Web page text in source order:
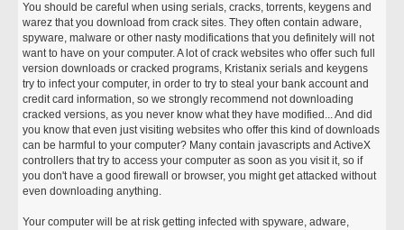
You should be careful when using serials, cracks, torrents, keygens and
warez that you download from crack sites. They often contain adware,
spyware, malware or other nasty modifications that you definitely will not
want to have on your computer. A lot of crack websites who offer such full
version downloads or cracked programs, Kristanix serials and keygens
try to infect your computer, in order to try to steal your bank account and
credit card information, so we strongly recommend not downloading
cracked versions, as you never know what they have modified... And did
you know that even just visiting websites who offer this kind of downloads
can be harmful to your computer? Many contain javascripts and ActiveX
controllers that try to access your computer as soon as you visit it, so if
you don't have a good firewall or browser, you might get attacked without
even downloading anything.
Your computer will be at risk getting infected with spyware, adware,